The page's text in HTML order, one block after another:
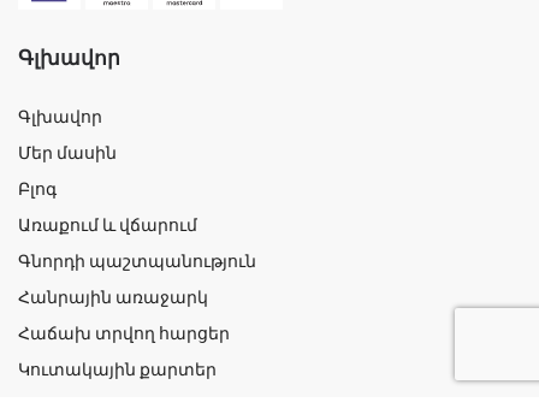
Գլխավոր
Գլխավոր
Մեր մասին
Բլոգ
Առաքում և վճարում
Գնորդի պաշտպանություն
Հանրային առաջարկ
Հաճախ տրվող հարցեր
Կուտակային քարտեր